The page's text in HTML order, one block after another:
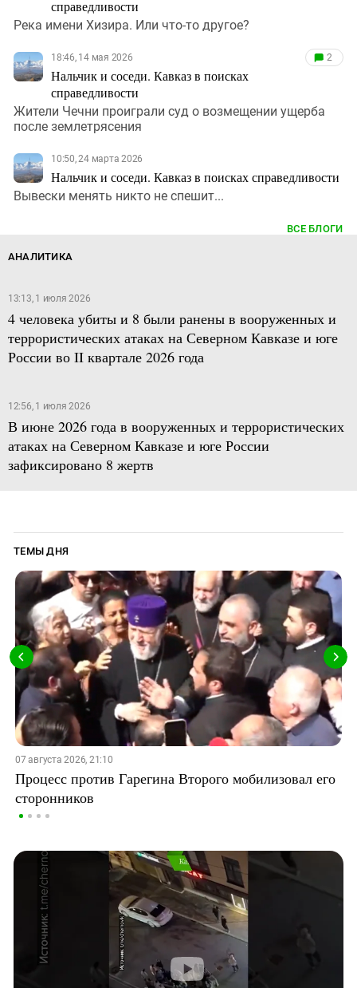
справедливости
Река имени Хизира. Или что-то другое?
18:46, 14 мая 2026
Нальчик и соседи. Кавказ в поисках
справедливости
2
Жители Чечни проиграли суд о возмещении ущерба
после землетрясения
10:50, 24 марта 2026
Нальчик и соседи. Кавказ в поисках справедливости
Вывески менять никто не спешит...
ВСЕ БЛОГИ
АНАЛИТИКА
13:13, 1 июля 2026
4 человека убиты и 8 были ранены в вооруженных и
террористических атаках на Северном Кавказе и юге
России во II квартале 2026 года
12:56, 1 июля 2026
В июне 2026 года в вооруженных и террористических
атаках на Северном Кавказе и юге России
зафиксировано 8 жертв
ТЕМЫ ДНЯ
07 августа 2026, 21:10
Процесс против Гарегина Второго мобилизовал его
сторонников